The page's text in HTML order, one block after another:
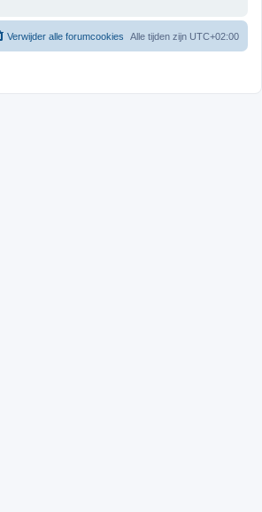
Alle tijden zijn UTC+02:00
Verwijder alle forumcookies